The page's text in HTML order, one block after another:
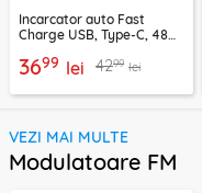
Incarcator auto Fast
Charge USB, Type-C, 48W
3699 lei 4299 lei
VEZI MAI MULTE
Modulatoare FM